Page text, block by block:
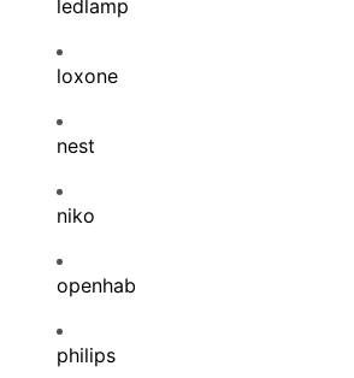
ledlamp
loxone
nest
niko
openhab
philips